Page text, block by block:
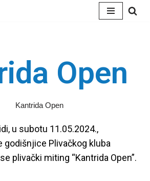
Open
u subotu 11.05.2024.,
godišnjice Plivačkog kluba
plivački miting “Kantrida Open”.